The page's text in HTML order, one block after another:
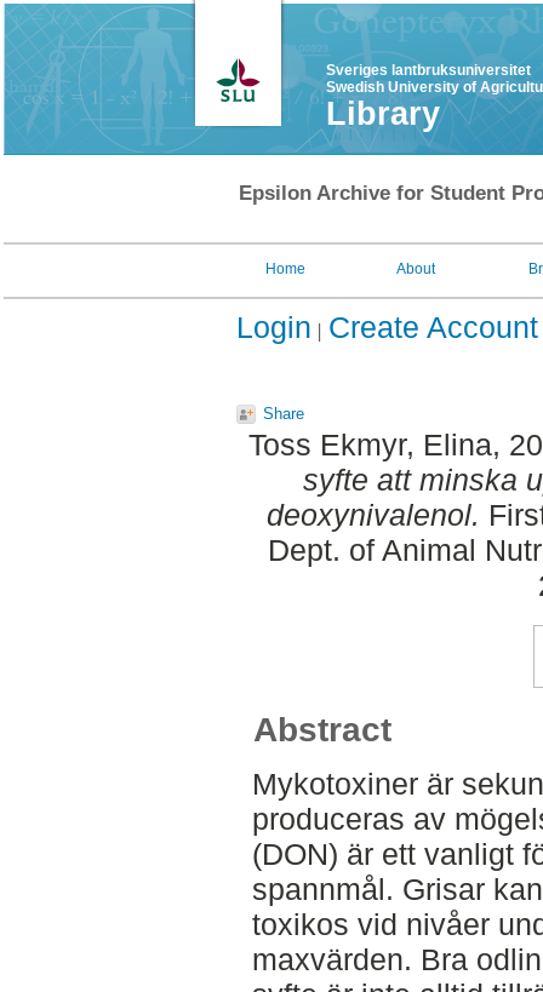
Sveriges lantbruksuniversitet
Swedish University of
Library
Epsilon Archive for Student
Home About
Login Create Account
Share
Toss Ekmyr, Elina,
syfte att minska
deoxynivalenol.
Dept. of Animal
Abstract
Mykotoxiner är
produceras av
(DON) är ett vanligt
spannmål. Grisar
toxikos vid nivåer
maxvärden. Bra